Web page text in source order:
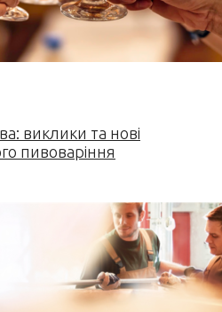
виклики та нові
пивоваріння